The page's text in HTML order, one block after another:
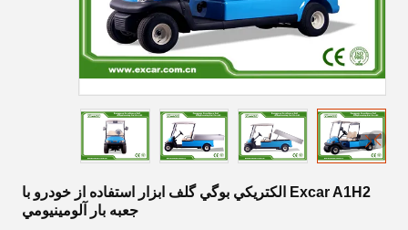
Excar A1H2 الکتريکي بوگي گلف ابزار استفاده از خودرو با
جعبه بار آلومينيومي